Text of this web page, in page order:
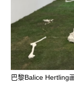
巴黎Balice Hertling